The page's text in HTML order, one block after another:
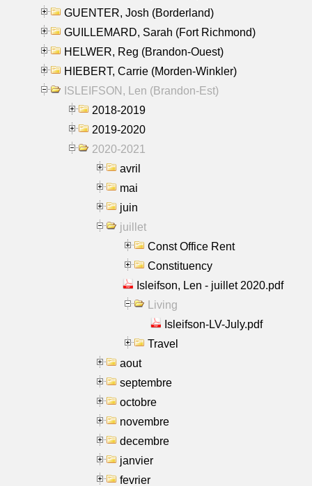
GUENTER, Josh (Borderland)
GUILLEMARD, Sarah (Fort Richmond)
HELWER, Reg (Brandon-Ouest)
HIEBERT, Carrie (Morden-Winkler)
ISLEIFSON, Len (Brandon-Est)
2018-2019
2019-2020
2020-2021
avril
mai
juin
juillet
Const Office Rent
Constituency
Isleifson, Len - juillet 2020.pdf
Living
Isleifson-LV-July.pdf
Travel
aout
septembre
octobre
novembre
decembre
janvier
fevrier